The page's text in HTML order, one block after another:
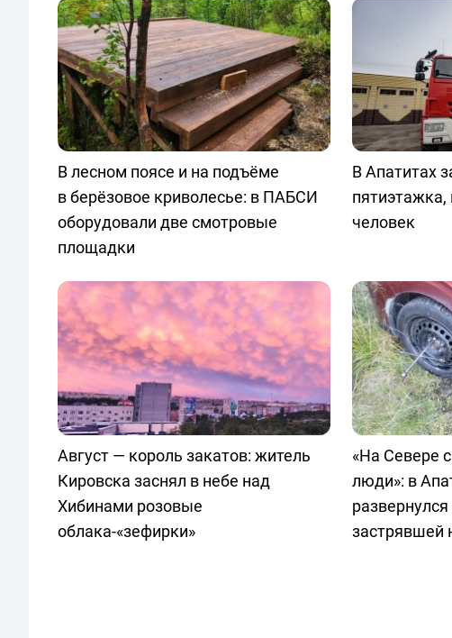
В лесном поясе и на подъёме
в берёзовое криволесье: в ПАБСИ
оборудовали две смотровые
площадки
В Апатитах
пятиэтажка,
человек
Август — король закатов: житель
Кировска заснял в небе над
Хибинами розовые
облака-«зефирки»
«На Севере
люди»: в
застрявшей